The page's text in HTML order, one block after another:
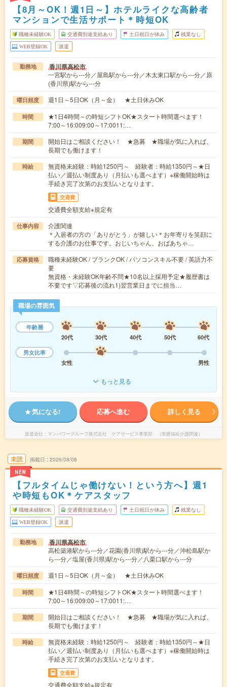
【8月～OK！週1日～】ホテルライクな高齢者
マンションで生活サポート＊時短OK
職種未経験OK 交通費別途支給あり 土日祝日が休み 残業なし
WEB登録OK 派遣
勤務地 香川県高松市
一宮駅から---分／屋島駅から---分／木太東口駅から---分／原
(香川県)駅から---分
曜日頻度 週1日～5日OK（月～金） ★土日休みOK
時間
★1日4時間～の時短シフトOK★スタート時間選べます！
7:00～16:009:00～17:0011:…
期間
開始日はご相談ください！ ★急募 ★職場が気に入れば、
長期でも働けます！
時給
無資格未経験：時給1250円～ 経験者：時給1350円～★日
払い／週払い制度あり（月払いも選べます）※稼働開始時は
手続き完了次第のお支払いとなります。
交通費
交通費全額支給※規定有
仕事内容
介護関連
＊入居者の方の「ありがとう」が嬉しい＊お年寄りを笑顔に
する介護のお仕事です。おじいちゃん、おばあちゃ…
応募資格
職種未経験OK / ブランクOK / パソコンスキル不要 / 英語力不
要
無資格・未経験OK年齢不問★10名以上採用予定★履歴書は
不要です▽応募後の流れ1)翌営業日までに担当…
職場の雰囲気
年齢層
20代
30代 40代 50代
60代
男女比率
女性
男性
もっと見る
気になる! 応募へ進む 詳しく見る
派遣会社 マンパワーグループ株式会社 ケアサービス事業部 （医療福祉介護関連）
未読
NEW
掲載日 2026/08/06
【フルタイムじゃ働けない！という方へ】週1
や時短もOK＊ケアスタッフ
職種未経験OK 交通費別途支給あり 土日祝日が休み 残業なし
WEB登録OK 派遣
勤務地 香川県高松市
高松築港駅から---分／花園(香川県)駅から---分／沖松島駅か
ら---分／塩屋(香川県)駅から---分／八栗口駅から---分
曜日頻度 週1日～5日OK（月～金） ★土日休みOK
時間
★1日4時間～の時短シフトOK★スタート時間選べます！
7:00～16:009:00～17:0011:…
期間
開始日はご相談ください！ ★急募 ★職場が気に入れば、
長期でも働けます！
時給
無資格未経験：時給1250円～ 経験者：時給1350円～★日
払い／週払い制度あり（月払いも選べます）※稼働開始時は
手続き完了次第のお支払いとなります。
交通費
交通費全額支給※規定有